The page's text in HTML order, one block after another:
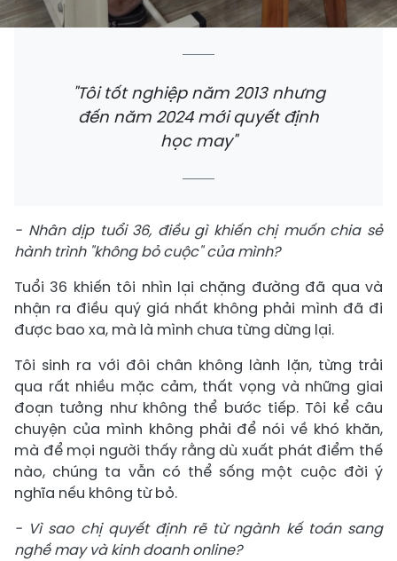
"Tôi tốt nghiệp năm 2013 nhưng
đến năm 2024 mới quyết định
học may"
- Nhân dịp tuổi 36, điều gì khiến chị muốn chia sẻ
hành trình "không bỏ cuộc" của mình?
Tuổi 36 khiến tôi nhìn lại chặng đường đã qua và
nhận ra điều quý giá nhất không phải mình đã đi
được bao xa, mà là mình chưa từng dừng lại.
Tôi sinh ra với đôi chân không lành lặn, từng trải
qua rất nhiều mặc cảm, thất vọng và những giai
đoạn tưởng như không thể bước tiếp. Tôi kể câu
chuyện của mình không phải để nói về khó khăn,
mà để mọi người thấy rằng dù xuất phát điểm thế
nào, chúng ta vẫn có thể sống một cuộc đời ý
nghĩa nếu không từ bỏ.
- Vì sao chị quyết định rẽ từ ngành kế toán sang
nghề may và kinh doanh online?